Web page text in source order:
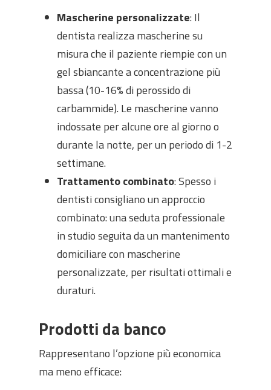
Mascherine personalizzate: Il
dentista realizza mascherine su
misura che il paziente riempie con un
gel sbiancante a concentrazione più
bassa (10-16% di perossido di
carbammide). Le mascherine vanno
indossate per alcune ore al giorno o
durante la notte, per un periodo di 1-2
settimane.
Trattamento combinato: Spesso i
dentisti consigliano un approccio
combinato: una seduta professionale
in studio seguita da un mantenimento
domiciliare con mascherine
personalizzate, per risultati ottimali e
duraturi.
Prodotti da banco
Rappresentano l’opzione più economica
ma meno efficace: